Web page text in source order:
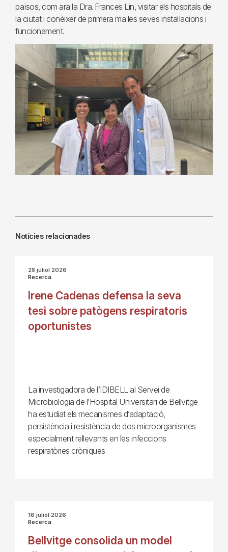
països, com ara la Dra. Frances Lin, visitar els hospitals de
la ciutat i conèixer de primera ma les seves instal·lacions i
funcionament.
Notícies relacionades
28 juliol 2026
Recerca
Irene Cadenas defensa la seva
tesi sobre patògens respiratoris
oportunistes
La investigadora de l’IDIBELL al Servei de
Microbiologia de l’Hospital Universitari de Bellvitge
ha estudiat els mecanismes d’adaptació,
persistència i resistència de dos microorganismes
especialment rellevants en les infeccions
respiratòries cròniques.
16 juliol 2026
Recerca
Bellvitge consolida un model